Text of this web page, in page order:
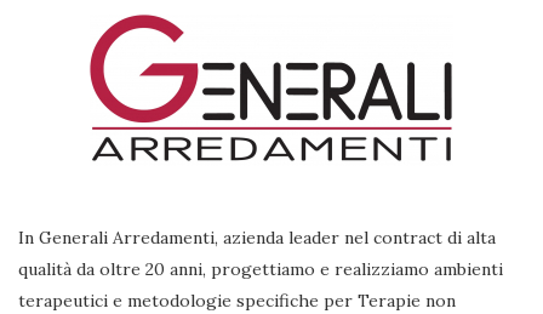
In Generali Arredamenti, azienda leader nel contract di alta
qualità da oltre 20 anni, progettiamo e realizziamo ambienti
terapeutici e metodologie specifiche per Terapie non